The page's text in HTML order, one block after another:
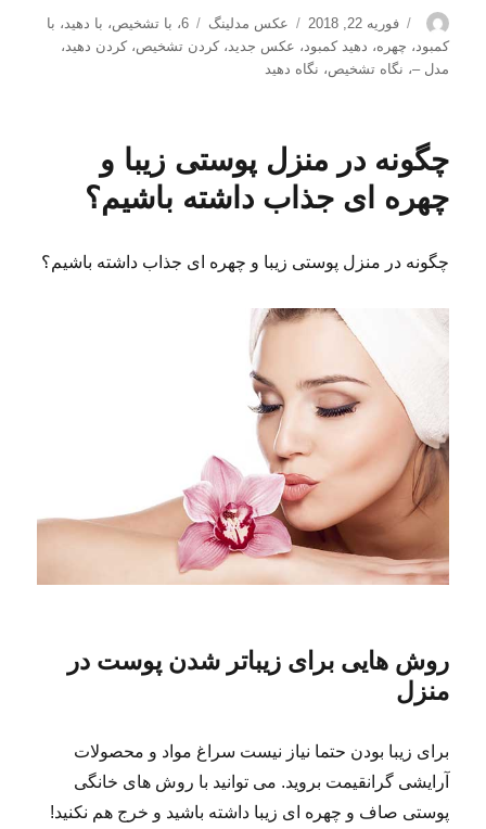
نویسنده
ارسال
شده
در
فوریه 22, 2018 دسته‌ها
عکس مدلینگ برچسب‌ها
6، با تشخیص، با دهید، با
کمبود، چهره، دهید کمبود، عکس جدید،کردن تشخیص،کردن دهید،
مدل –، نگاه تشخیص، نگاه دهید
چگونه در منزل پوستی زیبا و
چهره ای جذاب داشته باشیم؟
چگونه در منزل پوستی زیبا و چهره ای جذاب داشته باشیم؟
روش هایی برای زیباتر شدن پوست در
منزل
برای زیبا بودن حتما نیاز نیست سراغ مواد و محصولات
آرایشی گرانقیمت بروید. می توانید با روش های خانگی
پوستی صاف و چهره ای زیبا داشته باشید و خرج هم نکنید!